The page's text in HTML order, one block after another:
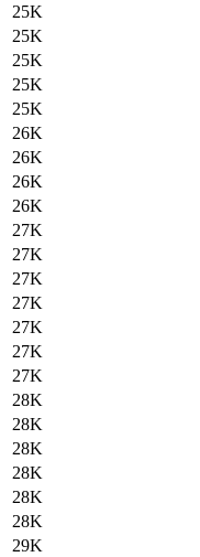
25K
25K
25K
25K
25K
26K
26K
26K
26K
27K
27K
27K
27K
27K
27K
27K
28K
28K
28K
28K
28K
28K
29K